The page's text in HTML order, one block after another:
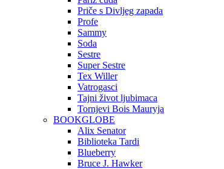
Priče s Divljeg zapada
Profe
Sammy
Soda
Sestre
Super Sestre
Tex Willer
Vatrogasci
Tajni život ljubimaca
Tornjevi Bois Mauryja
BOOKGLOBE
Alix Senator
Biblioteka Tardi
Blueberry
Bruce J. Hawker